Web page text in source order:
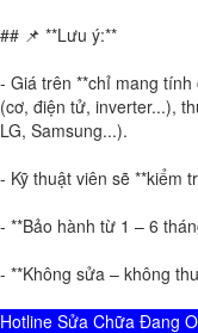
## 📌 **Lưu ý:**
- Giá trên **chỉ mang
(cơ, điện tử, inverter...),
LG, Samsung...).
- Kỹ thuật viên sẽ **kiểm
- **Bảo hành từ 1 – 6
- **Không sửa – không
Hotline Sửa Chữa Đang